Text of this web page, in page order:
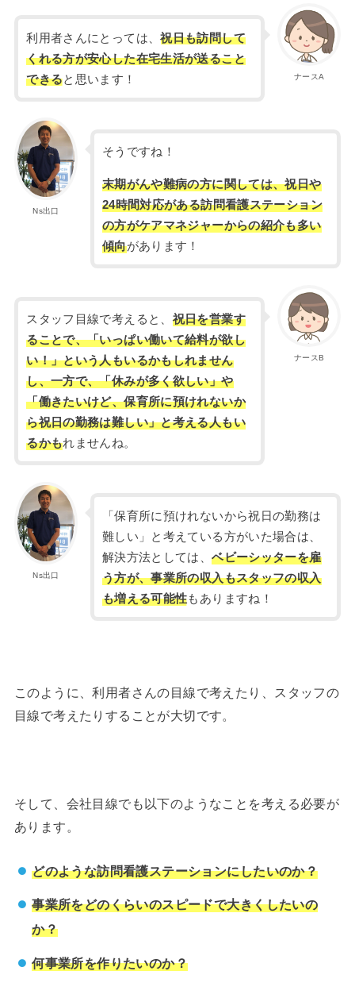
ナースA
利用者さんにとっては、祝日も訪問して
くれる方が安心した在宅生活が送ること
できると思います！
Ns出口
そうですね！
末期がんや難病の方に関しては、祝日や
24時間対応がある訪問看護ステーション
の方がケアマネジャーからの紹介も多い
傾向があります！
ナースB
スタッフ目線で考えると、 祝日を営業す
ることで、「いっぱい働いて給料が欲し
い！」という人もいるかもしれません
し、一方で、「休みが多く欲しい」や
「働きたいけど、保育所に預けれないか
ら祝日の勤務は難しい」と考える人もい
るかもれませんね。
Ns出口
「保育所に預けれないから祝日の勤務は
難しい」と考えている方がいた場合は、
解決方法としては、ベビーシッターを雇
う方が、事業所の収入もスタッフの収入
も増える可能性もありますね！
このように、利用者さんの目線で考えたり、スタッフの
目線で考えたりすることが大切です。
そして、会社目線でも以下のようなことを考える必要が
あります。
どのような訪問看護ステーションにしたいのか？
事業所をどのくらいのスピードで大きくしたいの
か？
何事業所を作りたいのか？